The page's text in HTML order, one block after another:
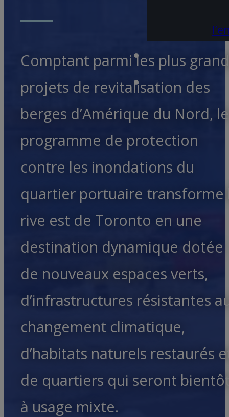
Comptant parmi les plus
projets de revitalisation des
berges d’Amérique du Nord, le
programme de protection
contre les inondations du
quartier portuaire transforme
rive est de Toronto en une
destination dynamique dotée
de nouveaux espaces verts,
d’infrastructures résistantes
changement climatique,
d’habitats naturels restaurés
de quartiers qui seront
à usage mixte.